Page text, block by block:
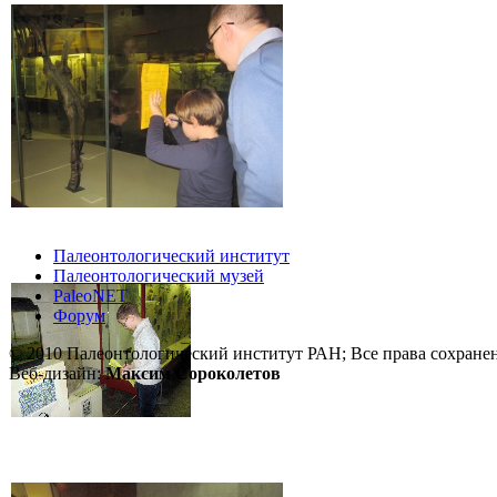
Палеонтологический институт
Палеонтологический музей
PaleoNET
Форум
© 2010 Палеонтологический институт РАН; Все права
Веб-дизайн:Максим Сороколетов